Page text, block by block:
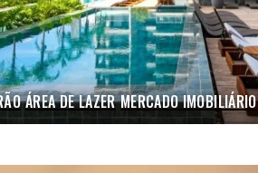
ÁREA DE LAZER MERCADO IMOBILIÁRIO